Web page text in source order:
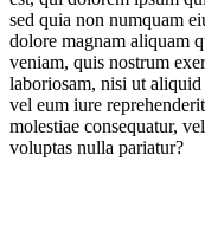
sed quia non numquam
dolore magnam aliquam
veniam, quis nostrum
laboriosam, nisi ut
vel eum iure
molestiae consequatur,
voluptas nulla pariatur?